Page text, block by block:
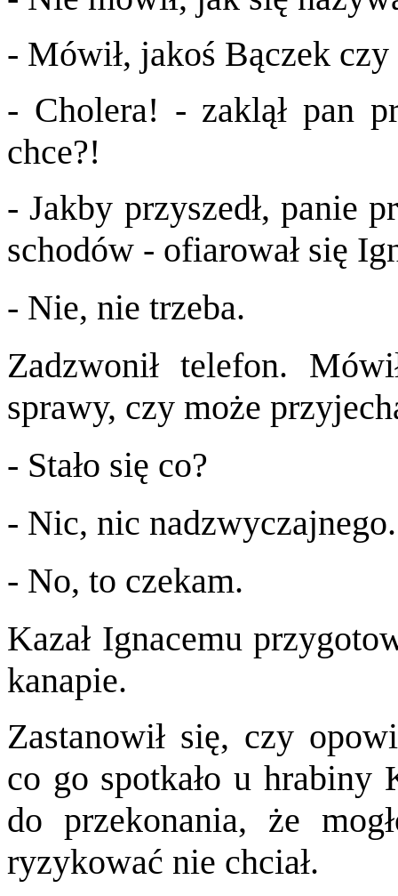
- Mówił, jakoś Bączek czy
- Cholera! - zaklął pan
chce?!
- Jakby przyszedł, panie
schodów - ofiarował się
- Nie, nie trzeba.
Zadzwonił telefon.
sprawy, czy może
- Stało się co?
- Nic, nic nadzwyczajnego.
- No, to czekam.
Kazał Ignacemu
kanapie.
Zastanowił się, czy
co go spotkało u hrabiny
do przekonania, że
ryzykować nie chciał.